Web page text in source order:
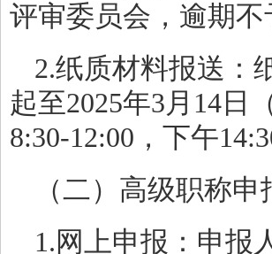
评审委员会，逾期不
2.纸质材料报送：
起至2025年3月14日
8:30-12:00，下午
（二）高级职称
1.网上申报：申报